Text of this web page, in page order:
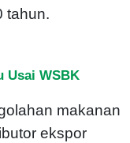
tahun.
Usai WSBK
makanan
ekspor